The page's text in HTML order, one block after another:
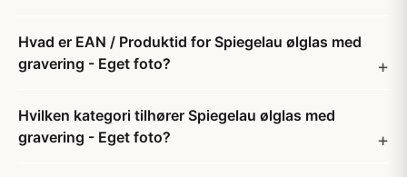
Hvad er EAN / Produktid for Spiegelau ølglas med
gravering - Eget foto?
Hvilken kategori tilhører Spiegelau ølglas med
gravering - Eget foto?